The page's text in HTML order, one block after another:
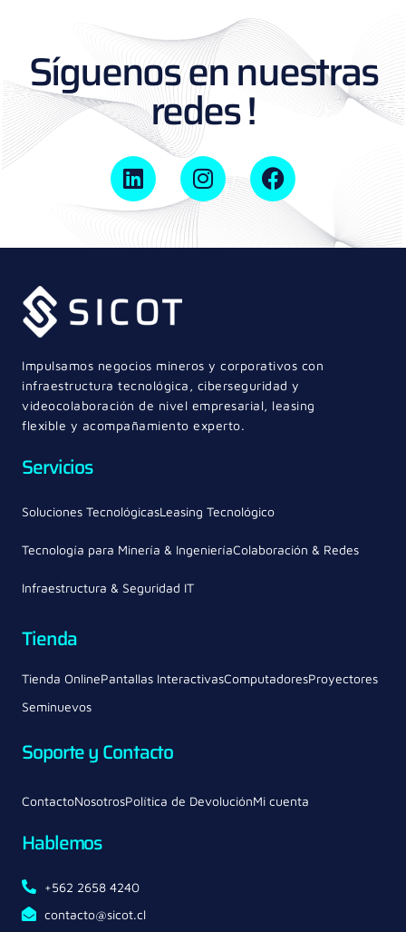
Síguenos en nuestras
redes !
Impulsamos negocios mineros y corporativos con
infraestructura tecnológica, ciberseguridad y
videocolaboración de nivel empresarial, leasing
flexible y acompañamiento experto.
Servicios
Soluciones TecnológicasLeasing Tecnológico
Tecnología para Minería & IngenieríaColaboración & Redes
Infraestructura & Seguridad IT
Tienda
Tienda OnlinePantallas InteractivasComputadoresProyectores
Seminuevos
Soporte y Contacto
ContactoNosotrosPolítica de DevoluciónMi cuenta
Hablemos
+562 2658 4240
contacto@sicot.cl